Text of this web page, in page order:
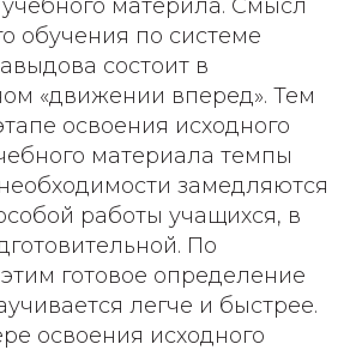
материла. Смысл
обучения по системе
состоит в
«движении вперед». Тем
освоения исходного
материала темпы
замедляются
работы учащихся, в
По
готовое определение
легче и быстрее.
освоения исходного